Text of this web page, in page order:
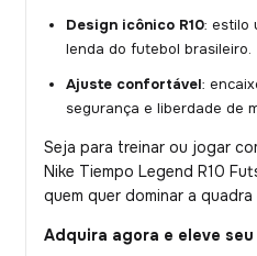
Design icônico R10: estilo
lenda do futebol brasileiro.
Ajuste confortável:
segurança e liberdade de
Seja para treinar ou jogar
Nike Tiempo Legend R10
quem quer dominar a
Adquira agora e eleve